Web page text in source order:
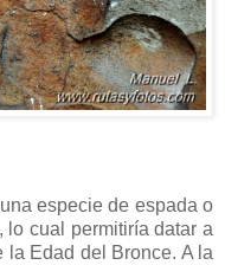
especie de espada o
lo cual permitiría datar a
la Edad del Bronce. A la